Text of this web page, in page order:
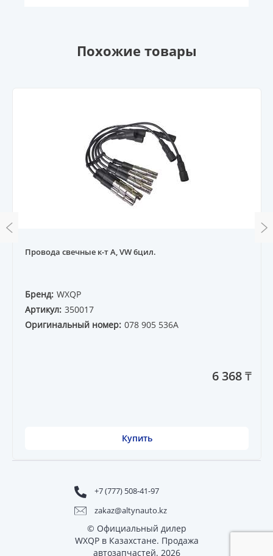
Похожие товары
Провода свечные к-т A, VW 6цил.
Бренд: WXQP
Артикул: 350017
Оригинальный номер: 078 905 536A
6 368 ₸
Купить
+7 (777) 508-41-97
zakaz@altynauto.kz
© Официальный дилер
WXQP в Казахстане. Продажа
автозапчастей. 2026